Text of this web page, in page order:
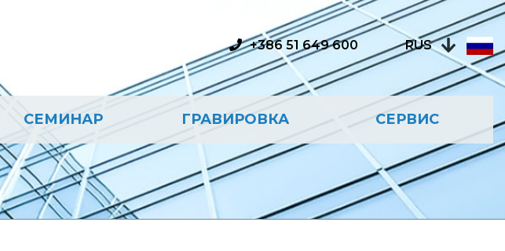
+386 51 649 600 RUS
СЕМИНАР ГРАВИРОВКА СЕРВИС